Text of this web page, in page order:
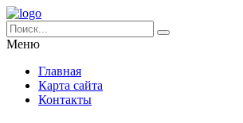
Меню
Главная
Карта сайта
Контакты